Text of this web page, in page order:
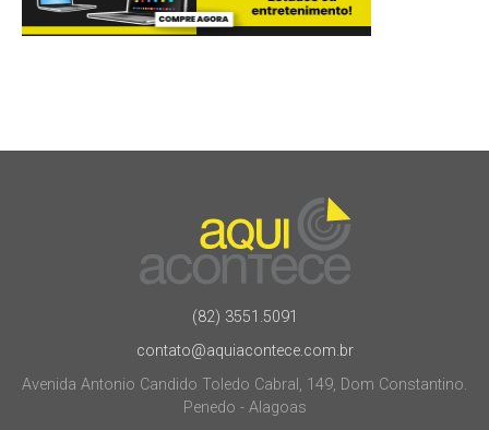
(82) 3551.5091
contato@aquiacontece.com.br
Avenida Antonio Candido Toledo Cabral, 149, Dom Constantino.
Penedo - Alagoas